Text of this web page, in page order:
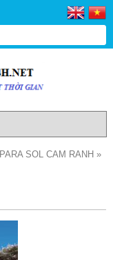
PARA SOL CAM RANH »